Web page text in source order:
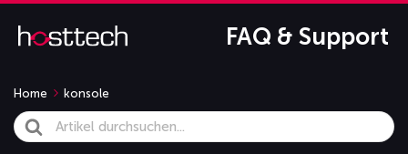
FAQ & Support
Home konsole
Search
For